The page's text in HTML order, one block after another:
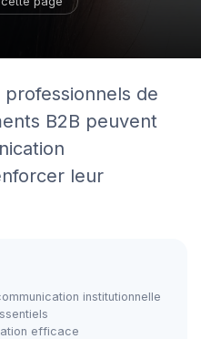
de
B2B peuvent
leur
institutionnelle
efficace